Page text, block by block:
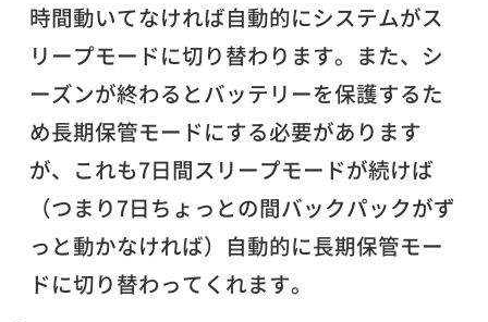
時間動いてなければ自動的にシステムがス
リープモードに切り替わります。また、シ
ーズンが終わるとバッテリーを保護するた
め長期保管モードにする必要があります
が、これも7日間スリープモードが続けば
（つまり7日ちょっとの間バックパックがず
っと動かなければ）自動的に長期保管モー
ドに切り替わってくれます。